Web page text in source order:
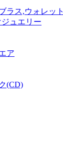
ラス,ウォレット
ュエリー
ア
(CD)